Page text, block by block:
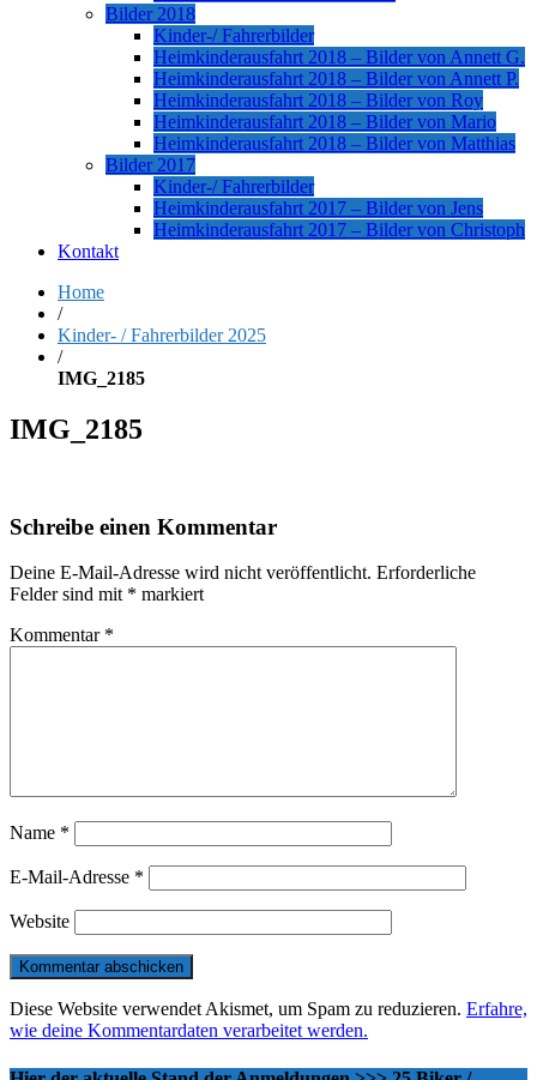
Bilder 2018
Kinder-/ Fahrerbilder
Heimkinderausfahrt 2018 – Bilder von Annett G.
Heimkinderausfahrt 2018 – Bilder von Annett P.
Heimkinderausfahrt 2018 – Bilder von Roy
Heimkinderausfahrt 2018 – Bilder von Mario
Heimkinderausfahrt 2018 – Bilder von Matthias
Bilder 2017
Kinder-/ Fahrerbilder
Heimkinderausfahrt 2017 – Bilder von Jens
Heimkinderausfahrt 2017 – Bilder von Christoph
Kontakt
Home
/
Kinder- / Fahrerbilder 2025
/
IMG_2185
IMG_2185
Schreibe einen Kommentar
Deine E-Mail-Adresse wird nicht veröffentlicht. Erforderliche
Felder sind mit * markiert
Kommentar *
Name *
E-Mail-Adresse *
Website
Diese Website verwendet Akismet, um Spam zu reduzieren. Erfahre,
wie deine Kommentardaten verarbeitet werden.